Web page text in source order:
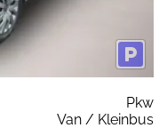
Pkw
Van / Kleinbus